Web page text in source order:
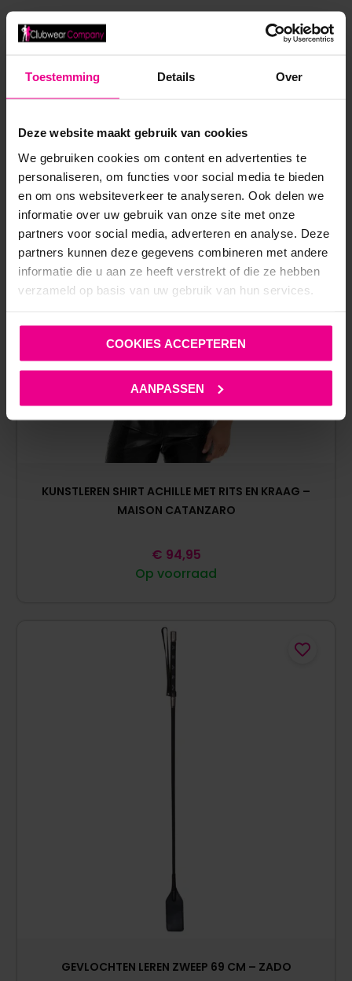
Toestemming Details Over
Deze website maakt gebruik van cookies
We gebruiken cookies om content en advertenties te
personaliseren, om functies voor social media te bieden
en om ons websiteverkeer te analyseren. Ook delen we
informatie over uw gebruik van onze site met onze
partners voor social media, adverteren en analyse. Deze
partners kunnen deze gegevens combineren met andere
informatie die u aan ze heeft verstrekt of die ze hebben
verzameld op basis van uw gebruik van hun services.
COOKIES ACCEPTEREN
AANPASSEN
NIEUW!
KUNSTLEREN SHIRT ACHILLE MET RITS EN KRAAG –
MAISON CATANZARO
Op voorraad
€ 94,95
GEVLOCHTEN LEREN ZWEEP 69 CM – ZADO